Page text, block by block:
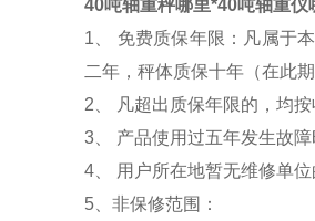
40吨轴重秤哪里*40吨轴重仪
1 、 免费质保年限：凡属于
二年，秤体质保十年（在此
2、 凡超出质保年限的，均
3、 产品使用过五年发生故障
4、 用户所在地暂无维修单
5、非保修范围：